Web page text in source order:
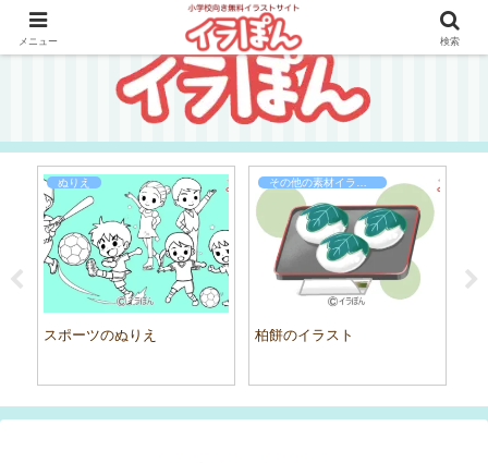
ぬりえ
スポーツのぬりえ 柏餅のイラスト
メニュー 検索